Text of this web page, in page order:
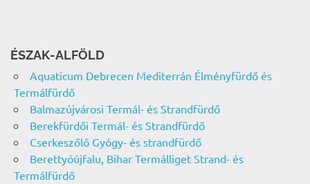
ÉSZAK-ALFÖLD
Aquaticum Debrecen Mediterrán Élményfürdő és
Termálfürdő
Balmazújvárosi Termál- és Strandfürdő
Berekfürdői Termál- és Strandfürdő
Cserkeszőlő Gyógy- és strandfürdő
Berettyóújfalu, Bihar Termálliget Strand- és
Termálfürdő